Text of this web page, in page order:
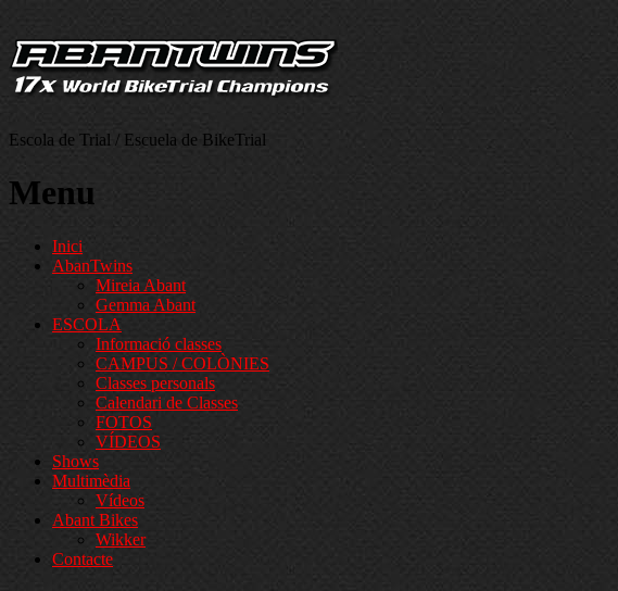
Escola de Trial / Escuela de BikeTrial
Menu
Inici
AbanTwins
Mireia Abant
Gemma Abant
ESCOLA
Informació classes
CAMPUS / COLÒNIES
Classes personals
Calendari de Classes
FOTOS
VÍDEOS
Shows
Multimèdia
Vídeos
Abant Bikes
Wikker
Contacte